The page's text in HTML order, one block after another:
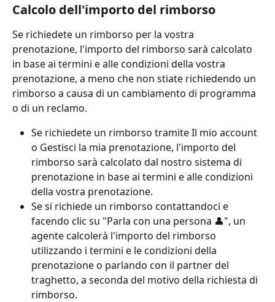
Calcolo dell'importo del rimborso
Se richiedete un rimborso per la vostra
prenotazione, l'importo del rimborso sarà calcolato
in base ai termini e alle condizioni della vostra
prenotazione, a meno che non stiate richiedendo un
rimborso a causa di un cambiamento di programma
o di un reclamo.
Se richiedete un rimborso tramite Il mio account
o Gestisci la mia prenotazione, l'importo del
rimborso sarà calcolato dal nostro sistema di
prenotazione in base ai termini e alle condizioni
della vostra prenotazione.
Se si richiede un rimborso contattandoci e
facendo clic su "Parla con una persona 👤", un
agente calcolerà l'importo del rimborso
utilizzando i termini e le condizioni della
prenotazione o parlando con il partner del
traghetto, a seconda del motivo della richiesta di
rimborso.